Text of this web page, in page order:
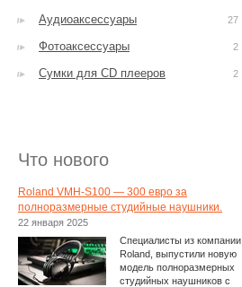
Аудиоаксессуары 27
Фотоаксессуары 2
Сумки для CD плееров 2
Что нового
Roland VMH-S100 — 300 евро за
полноразмерные студийные наушники.
22 января 2025
Специалисты из компании
Roland, выпустили новую
модель полноразмерных
студийных наушников с